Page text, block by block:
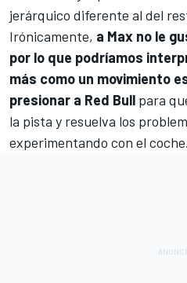
jerárquico diferente al del
Irónicamente, a Max no le
por lo que podríamos
más como un movimiento
presionar a Red Bull para
la pista y resuelva los
experimentando con el coche.